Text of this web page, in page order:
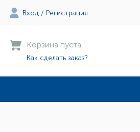
Вход / Регистрация
Корзина пуста
Как сделать заказ?